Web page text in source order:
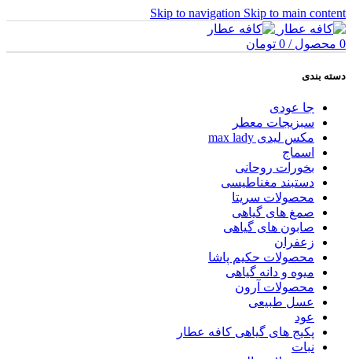
Skip to navigation Skip to main content
0 محصول /
0 تومان
دسته بندی
جا عودی
سبزیجات معطر
مکس لیدی max lady
اسماج
بخورات روحانی
دستبند مغناطیسی
محصولات سریتا
صمغ های گیاهی
صابون های گیاهی
زعفران
محصولات حکیم پاشا
میوه و دانه گیاهی
محصولات آرون
عسل طبیعی
عود
پکیج های گیاهی کافه عطار
نبات